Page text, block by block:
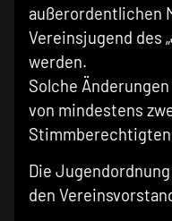
außerordentlichen
Vereinsjugend des
werden.
Solche
von mindestens
Die
den